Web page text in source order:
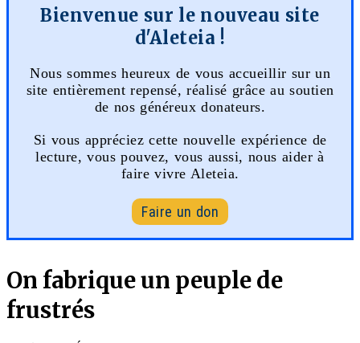
Bienvenue sur le nouveau site
d'Aleteia !
Nous sommes heureux de vous accueillir sur un
site entièrement repensé, réalisé grâce au soutien
de nos généreux donateurs.
Si vous appréciez cette nouvelle expérience de
lecture, vous pouvez, vous aussi, nous aider à
faire vivre Aleteia.
Faire un don
On fabrique un peuple de
frustrés